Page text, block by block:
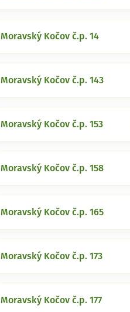
Moravský Kočov č.p. 14
Moravský Kočov č.p. 143
Moravský Kočov č.p. 153
Moravský Kočov č.p. 158
Moravský Kočov č.p. 165
Moravský Kočov č.p. 173
Moravský Kočov č.p. 177